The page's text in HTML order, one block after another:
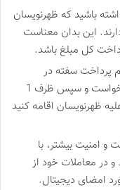
باشید که ظهرنویسان
این بدان معناست
کل مبلغ باشد.
پرداخت سفته در
سررسید، حتماً ظرف 10 روز اقدام به واخواست و سپس ظرف 1
ظهرنویسان اقامه کنید
و امنیت بیشتر، با
و در معاملات خود از
امضای دیجیتال.